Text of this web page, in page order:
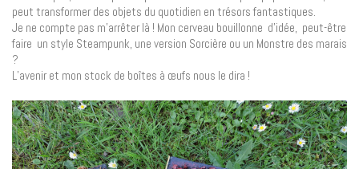
peut transformer des objets du quotidien en trésors fantastiques.
Je ne compte pas m’arrêter là ! Mon cerveau bouillonne d’idée, peut-être
faire un style Steampunk, une version Sorcière ou un Monstre des marais
?
L’avenir et mon stock de boîtes à œufs nous le dira !